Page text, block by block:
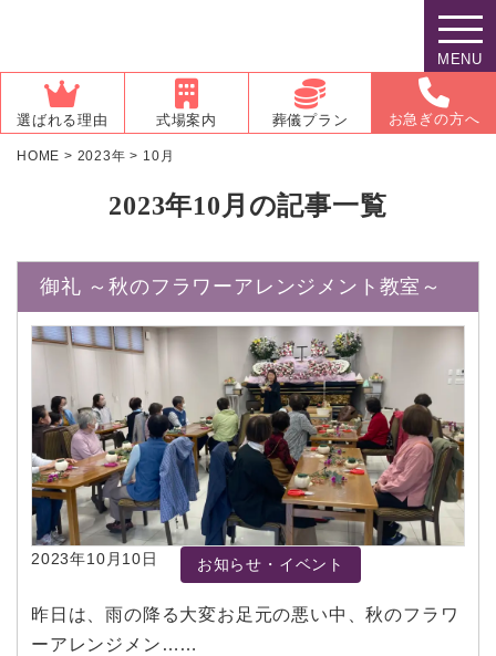
MENU
選ばれる理由 式場案内 葬儀プラン お急ぎの方へ
HOME > 2023年 > 10月
2023年10月の記事一覧
御礼 ～秋のフラワーアレンジメント教室～
2023年10月10日 お知らせ・イベント
昨日は、雨の降る大変お足元の悪い中、秋のフラワ
ーアレンジメン……